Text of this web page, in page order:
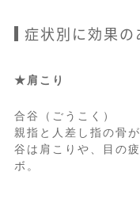
症状別に効果の
★肩こり
合谷（ごうこく）
親指と人差し指の骨
谷は肩こりや、目の
ボ。